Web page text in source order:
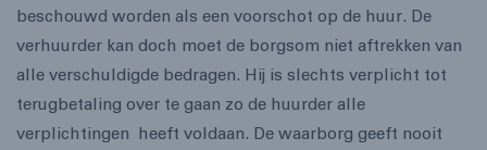
beschouwd worden als een voorschot op de huur. De
verhuurder kan doch moet de borgsom niet aftrekken van
alle verschuldigde bedragen. Hij is slechts verplicht tot
terugbetaling over te gaan zo de huurder alle
verplichtingen heeft voldaan. De waarborg geeft nooit